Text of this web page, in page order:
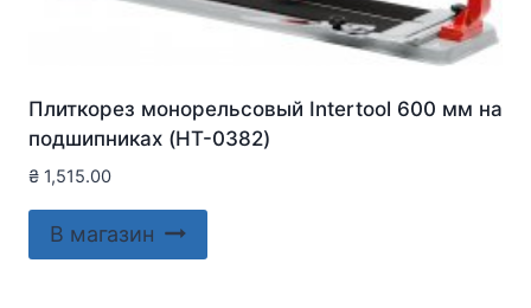
Плиткорез монорельсовый Intertool 600 мм на
подшипниках (HT-0382)
₴ 1,515.00
В магазин